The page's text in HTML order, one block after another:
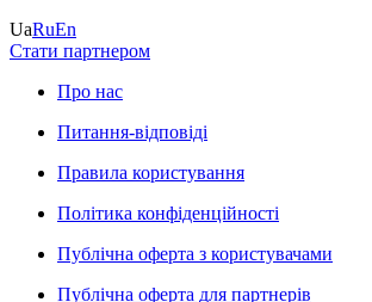
UaRuEn
Стати партнером
Про нас
Питання-відповіді
Правила користування
Політика конфіденційності
Публічна оферта з користувачами
Публічна оферта для партнерів